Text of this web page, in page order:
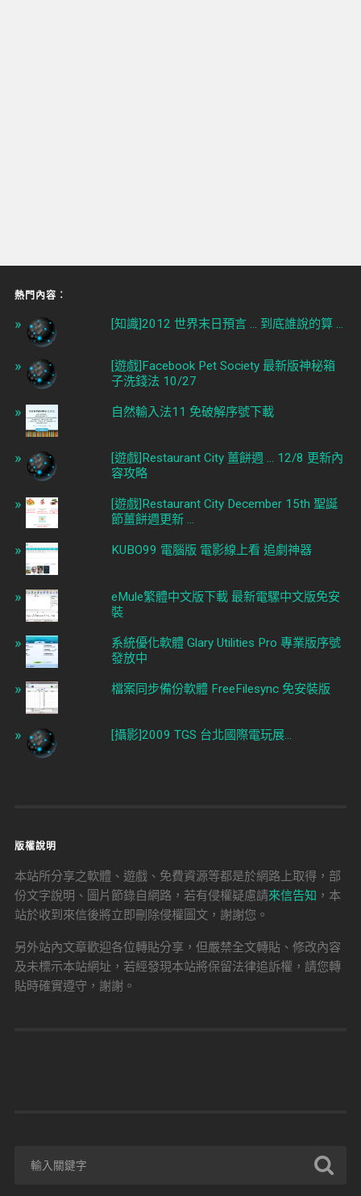
熱門內容︰
[知識]2012 世界末日預言 ... 到底誰說的算 ...
[遊戲]Facebook Pet Society 最新版神秘箱
子洗錢法 10/27
自然輸入法11 免破解序號下載
[遊戲]Restaurant City 薑餅週 ... 12/8 更新內
容攻略
[遊戲]Restaurant City December 15th 聖誕
節薑餅週更新 ...
KUBO99 電腦版 電影線上看 追劇神器
eMule繁體中文版下載 最新電騾中文版免安
裝
系統優化軟體 Glary Utilities Pro 專業版序號
發放中
檔案同步備份軟體 FreeFilesync 免安裝版
[攝影]2009 TGS 台北國際電玩展...
版權說明
本站所分享之軟體、遊戲、免費資源等都是於網路上取得，部
份文字說明、圖片節錄自網路，若有侵權疑慮請來信告知 ，本
站於收到來信後將立即刪除侵權圖文，謝謝您。
另外站內文章歡迎各位轉貼分享，但嚴禁全文轉貼、修改內容
及未標示本站網址，若經發現本站將保留法律追訴權，請您轉
貼時確實遵守，謝謝。